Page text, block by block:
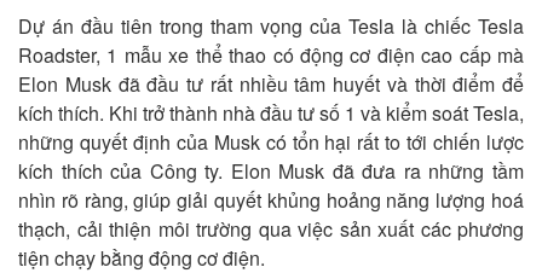
Dự án đầu tiên trong tham vọng của Tesla là chiếc Tesla
Roadster, 1 mẫu xe thể thao có động cơ điện cao cấp mà
Elon Musk đã đầu tư rất nhiều tâm huyết và thời điểm để
kích thích. Khi trở thành nhà đầu tư số 1 và kiểm soát Tesla,
những quyết định của Musk có tổn hại rất to tới chiến lược
kích thích của Công ty. Elon Musk đã đưa ra những tầm
nhìn rõ ràng, giúp giải quyết khủng hoảng năng lượng hoá
thạch, cải thiện môi trường qua việc sản xuất các phương
tiện chạy bằng động cơ điện.